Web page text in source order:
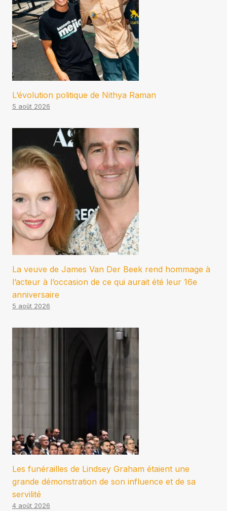
L’évolution politique de Nithya Raman
5 août 2026
La veuve de James Van Der Beek rend hommage à
l’acteur à l’occasion de ce qui aurait été leur 16e
anniversaire
5 août 2026
Les funérailles de Lindsey Graham étaient une
grande démonstration de son influence et de sa
servilité
4 août 2026